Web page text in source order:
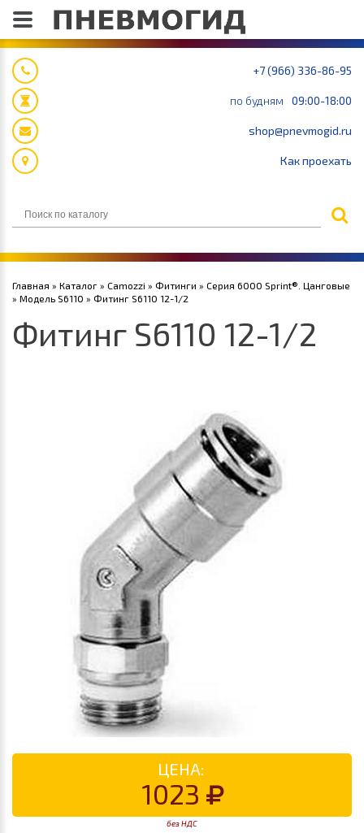
+7 (966) 336-86-95
по будням 09:00-18:00
shop@pnevmogid.ru
Как проехать
Главная » Каталог » Camozzi » Фитинги » Серия 6000 Sprint®. Цанговые
» Модель S6110 » Фитинг S6110 12-1/2
Фитинг S6110 12-1/2
ЦЕНА:
1023
без НДС